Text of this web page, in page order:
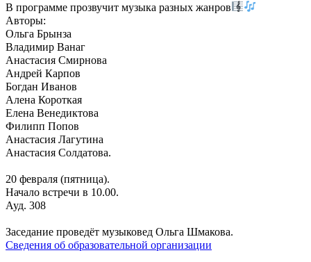
В программе прозвучит музыка разных жанров
Авторы:
Ольга Брынза
Владимир Ванаг
Анастасия Смирнова
Андрей Карпов
Богдан Иванов
Алена Короткая
Елена Венедиктова
Филипп Попов
Анастасия Лагутина
Анастасия Солдатова.
20 февраля (пятница).
Начало встречи в 10.00.
Ауд. 308
Заседание проведёт музыковед Ольга Шмакова.
Сведения об образовательной организации